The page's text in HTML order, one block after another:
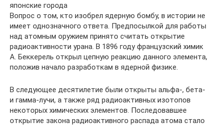
японские города
Вопрос о том, кто изобрел ядерную бомбу, в истории не
имеет однозначного ответа. Предпосылкой для работы
над атомным оружием принято считать открытие
радиоактивности урана. В 1896 году французский химик
А. Беккерель открыл цепную реакцию данного элемента,
положив начало разработкам в ядерной физике.
В следующее десятилетие были открыты альфа-, бета-
и гамма-лучи, а также ряд радиоактивных изотопов
некоторых химических элементов. Последовавшее
открытие закона радиоактивного распада атома стало